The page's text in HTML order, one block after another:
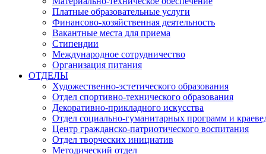
Платные образовательные услуги
Финансово-хозяйственная деятельность
Вакантные места для приема
Стипендии
Международное сотрудничество
Организация питания
ОТДЕЛЫ
Художественно-эстетического образования
Отдел спортивно-технического образования
Декоративно-прикладного искусства
Отдел социально-гуманитарных программ и
Центр гражданско-патриотического воспитания
Отдел творческих инициатив
Методический отдел